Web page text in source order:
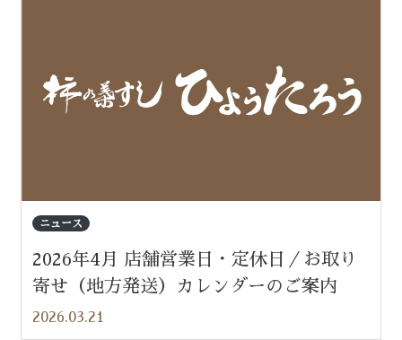
ニュース
2026年4月 店舗営業日・定休日／お取り
寄せ（地方発送）カレンダーのご案内
2026.03.21